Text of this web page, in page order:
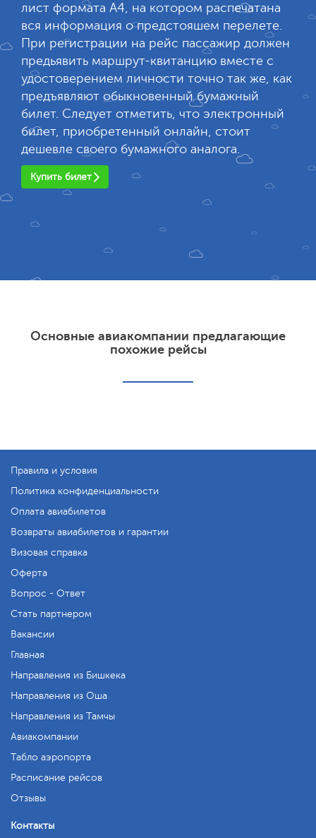
лист формата А4, на котором распечатана
вся информация о предстояшем перелете.
При регистрации на рейс пассажир должен
предьявить маршрут-квитанцию вместе с
удостоверением личности точно так же, как
предъявляют обыкновенный бумажный
билет. Следует отметить, что электронный
билет, приобретенный онлайн, стоит
дешевле своего бумажного аналога.
Купить билет
Основные авиакомпании предлагающие
похожие рейсы
Правила и условия
Политика конфиденциальности
Оплата авиабилетов
Возвраты авиабилетов и гарантии
Визовая справка
Оферта
Вопрос - Ответ
Стать партнером
Вакансии
Главная
Направления из Бишкека
Направления из Оша
Направления из Тамчы
Авиакомпании
Табло аэропорта
Расписание рейсов
Отзывы
Контакты